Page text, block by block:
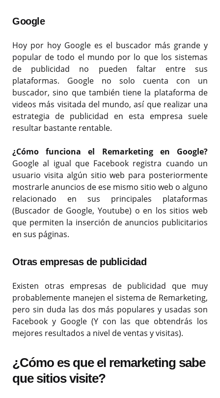
Google
Hoy por hoy Google es el buscador más grande y
popular de todo el mundo por lo que los sistemas
de publicidad no pueden faltar entre sus
plataformas. Google no solo cuenta con un
buscador, sino que también tiene la plataforma de
videos más visitada del mundo, así que realizar una
estrategia de publicidad en esta empresa suele
resultar bastante rentable.
¿Cómo funciona el Remarketing en Google?
Google al igual que Facebook registra cuando un
usuario visita algún sitio web para posteriormente
mostrarle anuncios de ese mismo sitio web o alguno
relacionado en sus principales plataformas
(Buscador de Google, Youtube) o en los sitios web
que permiten la inserción de anuncios publicitarios
en sus páginas.
Otras empresas de publicidad
Existen otras empresas de publicidad que muy
probablemente manejen el sistema de Remarketing,
pero sin duda las dos más populares y usadas son
Facebook y Google (Y con las que obtendrás los
mejores resultados a nivel de ventas y visitas).
¿Cómo es que el remarketing sabe
que sitios visite?